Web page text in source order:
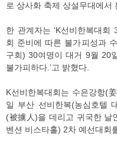
로 상사화 축제 상설무대에서
한 관계자는 ‘K선비한복대
회 준비에 따른 불가피성과
구회) 30여명이 대거 9월 20
불가피하다.’고 밝혔다.
K선비한복대회는 수은강항(
일 부산 선비한복(농심호텔
(被擄人)을 데리고 귀국한 날
벤션 비스타홀) 2차 예선대회